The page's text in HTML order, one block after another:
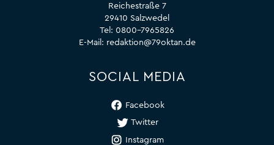
Reichestraße 7
29410 Salzwedel
Tel: 0800-7965826
E-Mail: redaktion@79oktan.de
SOCIAL MEDIA
Facebook
Twitter
Instagram